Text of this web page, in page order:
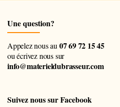
Une question?
Appelez nous au 07 69 72 15 45
ou écrivez nous sur
info@materieldubrasseur.com
Suivez nous sur Facebook